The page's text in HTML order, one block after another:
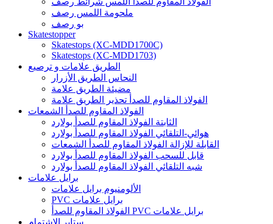
ملحومة اللمس رصف
بو رصف
Skatestopper
Skatestops (XC-MDD1700C)
Skatestops (XC-MDD1703)
الطريق علامات و ترصيع
النحاس الطريق الأزرار
مضيئة الطريق علامة
الفولاذ المقاوم للصدأ تحذير الطريق علامة
الفولاذ المقاوم للصدأ الشمعات
الثابتة الفولاذ المقاوم للصدأ بولارد
هوائي-التلقائي الفولاذ المقاوم للصدأ بولارد
القابلة للإزالة الفولاذ المقاوم للصدأ الشمعات
قابل للسحب الفولاذ المقاوم للصدأ بولارد
شبه التلقائي الفولاذ المقاوم للصدأ بولارد
برايل علامات
الألومنيوم برايل علامات
PVC برايل علامات
الفولاذ المقاوم للصدأ PVC برايل علامات
ستاير الإشتمام